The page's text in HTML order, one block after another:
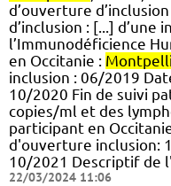
d’ouverture
d’inclusion : [...] d’une
l’Immunodéficience
en Occitanie :
inclusion : 06/2019
10/2020 Fin de suivi
copies/ml et des
participant en
d'ouverture inclusion:
10/2021 Descriptif de
22/03/2024 11:06